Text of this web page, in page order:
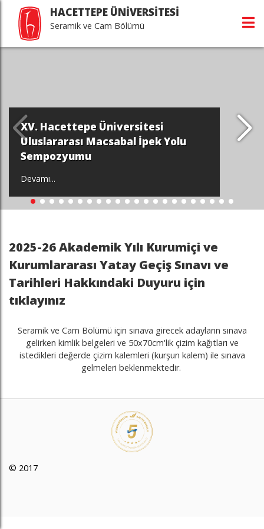
HACETTEPE ÜNİVERSİTESİ
Seramik ve Cam Bölümü
XV. Hacettepe Üniversitesi
Uluslararası Macsabal İpek Yolu
Sempozyumu
Devamı...
2025-26 Akademik Yılı Kurumiçi ve
Kurumlararası Yatay Geçiş Sınavı ve
Tarihleri Hakkındaki Duyuru için
tıklayınız
Seramik ve Cam Bölümü için sınava girecek adayların sınava
gelirken kimlik belgeleri ve 50x70cm'lik çizim kağıtları ve
istedikleri değerde çizim kalemleri (kurşun kalem) ile sınava
gelmeleri beklenmektedir.
© 2017